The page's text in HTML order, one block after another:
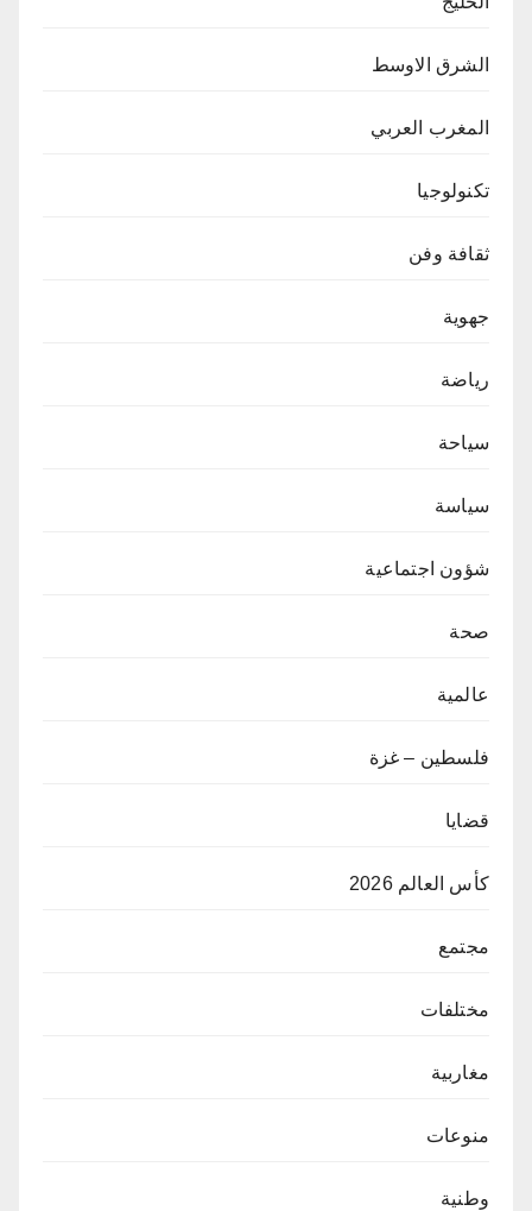
الشرق الاوسط
المغرب العربي
تكنولوجيا
ثقافة وفن
جهوية
رياضة
سياحة
سياسة
شؤون اجتماعية
صحة
عالمية
فلسطين – غزة
قضايا
كأس العالم 2026
مجتمع
مختلفات
مغاربية
منوعات
وطنية